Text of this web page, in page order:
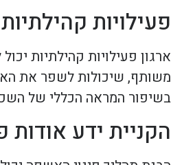
פעילויות
ארגון פעילויות קהילתיות
משותף, שיכולות לשפר את
בשיפור המראה הכללי של
הקניית ידע אודות